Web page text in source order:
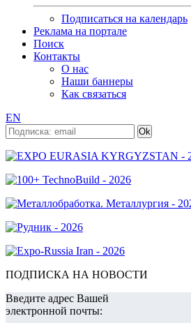
Подписаться на календарь
Реклама на портале
Поиск
Контакты
О нас
Наши баннеры
Как связаться
EN
ПОДПИСКА НА НОВОСТИ
Введите адрес Вашей
электронной почты: